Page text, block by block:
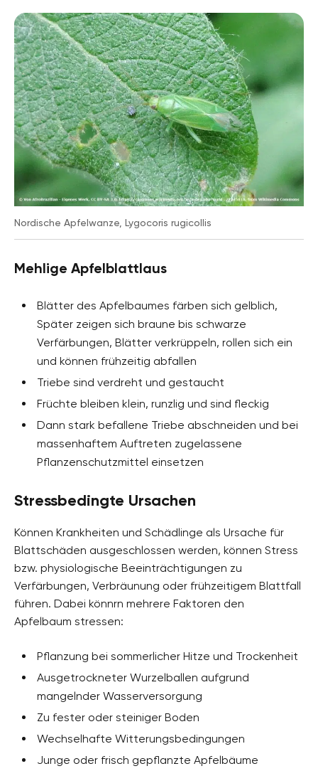
Nordische Apfelwanze, Lygocoris rugicollis
Mehlige Apfelblattlaus
Blätter des Apfelbaumes färben sich gelblich,
Später zeigen sich braune bis schwarze
Verfärbungen, Blätter verkrüppeln, rollen sich ein
und können frühzeitig abfallen
Triebe sind verdreht und gestaucht
Früchte bleiben klein, runzlig und sind fleckig
Dann stark befallene Triebe abschneiden und bei
massenhaftem Auftreten zugelassene
Pflanzenschutzmittel einsetzen
Stressbedingte Ursachen
Können Krankheiten und Schädlinge als Ursache für
Blattschäden ausgeschlossen werden, können Stress
bzw. physiologische Beeinträchtigungen zu
Verfärbungen, Verbräunung oder frühzeitigem Blattfall
führen. Dabei könnrn mehrere Faktoren den
Apfelbaum stressen:
Pflanzung bei sommerlicher Hitze und Trockenheit
Ausgetrockneter Wurzelballen aufgrund
mangelnder Wasserversorgung
Zu fester oder steiniger Boden
Wechselhafte Witterungsbedingungen
Junge oder frisch gepflanzte Apfelbäume